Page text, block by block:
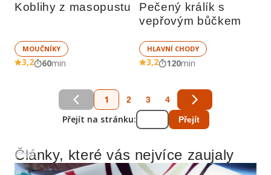
Koblihy z masopustu
MOUČNÍKY
3,2 60min
Pečený králík s
vepřovým bůčkem
HLAVNÍ CHODY
3,2 120min
1 2 3 4
Přejít na stránku: Přejít
Reklama
Články, které vás nejvíce zaujaly